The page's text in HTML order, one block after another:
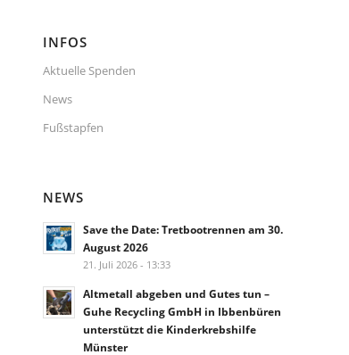
INFOS
Aktuelle Spenden
News
Fußstapfen
NEWS
Save the Date: Tretbootrennen am 30.
August 2026
21. Juli 2026 - 13:33
Altmetall abgeben und Gutes tun –
Guhe Recycling GmbH in Ibbenbüren
unterstützt die Kinderkrebshilfe
Münster